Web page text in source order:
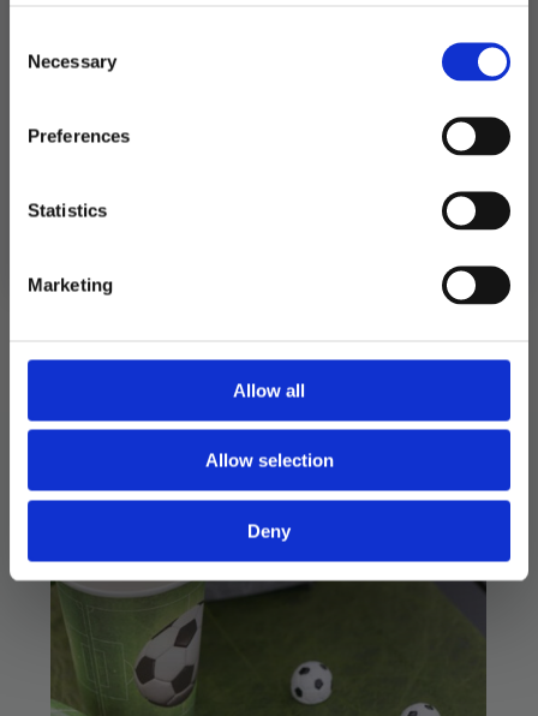
Selection
Necessary
Preferences
Statistics
Marketing
Allow all
Allow selection
Deny